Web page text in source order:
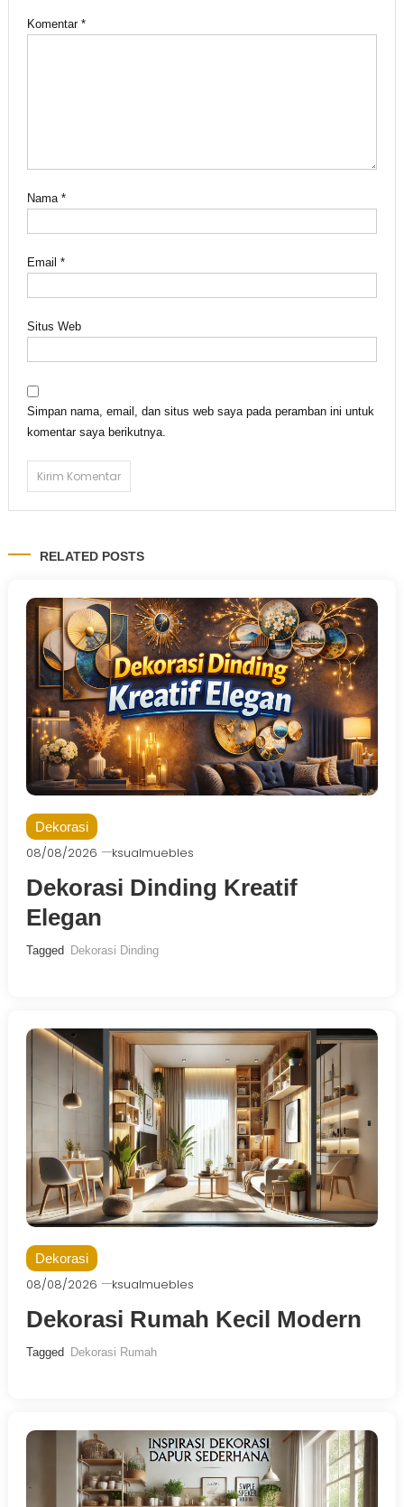
Komentar *
Nama *
Email *
Situs Web
Simpan nama, email, dan situs web saya pada peramban ini untuk
komentar saya berikutnya.
RELATED POSTS
Dekorasi
08/08/2026 ksualmuebles
Dekorasi Dinding Kreatif
Elegan
Tagged Dekorasi Dinding
Dekorasi
08/08/2026 ksualmuebles
Dekorasi Rumah Kecil Modern
Tagged Dekorasi Rumah